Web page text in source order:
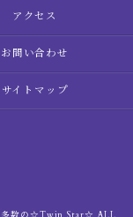
アクセス
お問い合わせ
サイトマップ